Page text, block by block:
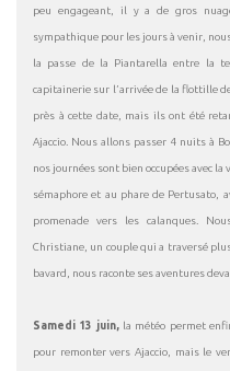
peu engageant, il y a de gros
sympathique pour les jours à venir,
la passe de la Piantarella entre la
capitainerie sur l’arrivée de la flottille
près à cette date, mais ils ont été
Ajaccio. Nous allons passer 4 nuits à
nos journées sont bien occupées avec
sémaphore et au phare de Pertusato,
promenade vers les calanques.
Christiane, un couple qui a traversé
bavard, nous raconte ses aventures
Samedi 13 juin,la météo permet
pour remonter vers Ajaccio, mais le